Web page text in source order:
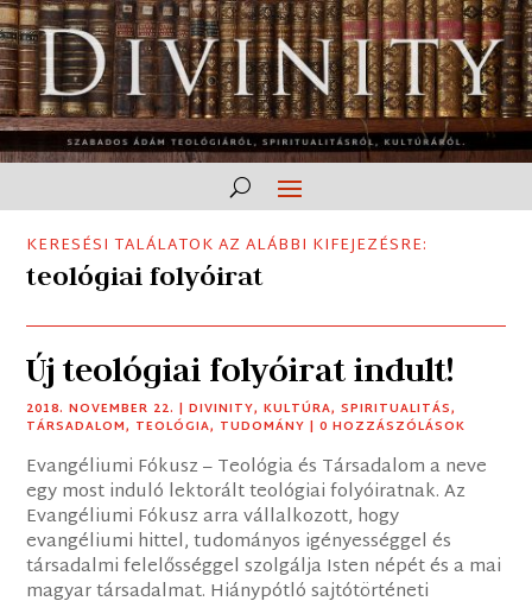
KERESÉSI TALÁLATOK AZ ALÁBBI KIFEJEZÉSRE:
teológiai folyóirat
Új teológiai folyóirat indult!
2018. NOVEMBER 22. |DIVINITY,KULTÚRA,SPIRITUALITÁS,
TÁRSADALOM, TEOLÓGIA, TUDOMÁNY | 0 HOZZÁSZÓLÁSOK
Evangéliumi Fókusz – Teológia és Társadalom a neve
egy most induló lektorált teológiai folyóiratnak. Az
Evangéliumi Fókusz arra vállalkozott, hogy
evangéliumi hittel, tudományos igényességgel és
társadalmi felelősséggel szolgálja Isten népét és a mai
magyar társadalmat. Hiánypótló sajtótörténeti